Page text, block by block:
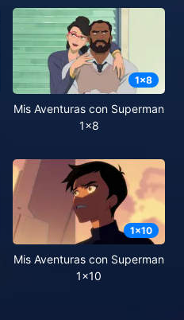
1x8
Mis Aventuras con Superman
1x8
1x10
Mis Aventuras con Superman
1x10